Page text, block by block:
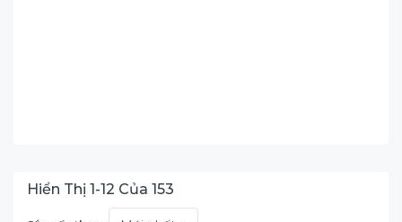
Hiển Thị 1-12 Của 153